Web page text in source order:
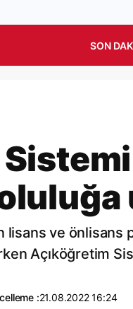
SON
ve önlisans
Açıköğretim
:21.08.2022 16:24